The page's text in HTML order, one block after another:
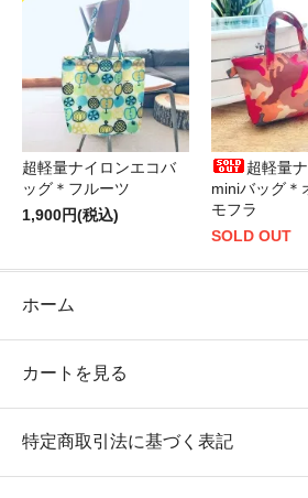
超軽量ナイロンエコバ
ッグ＊フルーツ
1,900円(税込)
超軽量
miniバッグ＊
モフラ
SOLD OUT
ホーム
カートを見る
特定商取引法に基づく表記